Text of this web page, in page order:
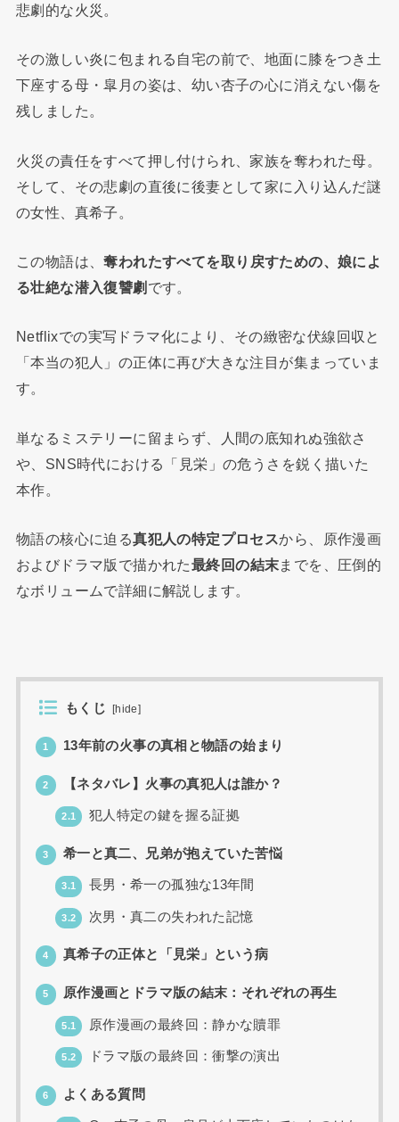
悲劇的な火災。
その激しい炎に包まれる自宅の前で、地面に膝をつき土
下座する母・皐月の姿は、幼い杏子の心に消えない傷を
残しました。
火災の責任をすべて押し付けられ、家族を奪われた母。
そして、その悲劇の直後に後妻として家に入り込んだ謎
の女性、真希子。
この物語は、奪われたすべてを取り戻すための、娘によ
る壮絶な潜入復讐劇 です。
Netflixでの実写ドラマ化により、その緻密な伏線回収と
「本当の犯人」の正体に再び大きな注目が集まっていま
す。
単なるミステリーに留まらず、人間の底知れぬ強欲さ
や、SNS時代における「見栄」の危うさを鋭く描いた
本作。
物語の核心に迫る真犯人の特定プロセスから、原作漫画
およびドラマ版で描かれた最終回の結末までを、圧倒的
なボリュームで詳細に解説します。
もくじ [hide]
1 13年前の火事の真相と物語の始まり
2 【ネタバレ】火事の真犯人は誰か？
2.1 犯人特定の鍵を握る証拠
3 希一と真二、兄弟が抱えていた苦悩
3.1 長男・希一の孤独な13年間
3.2 次男・真二の失われた記憶
4 真希子の正体と「見栄」という病
5 原作漫画とドラマ版の結末：それぞれの再生
5.1 原作漫画の最終回：静かな贖罪
5.2 ドラマ版の最終回：衝撃の演出
6 よくある質問